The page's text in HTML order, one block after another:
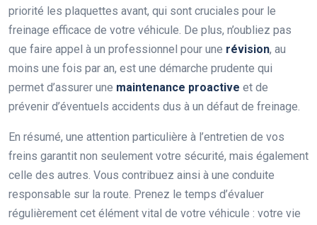
priorité les plaquettes avant, qui sont cruciales pour le
freinage efficace de votre véhicule. De plus, n’oubliez pas
que faire appel à un professionnel pour une révision, au
moins une fois par an, est une démarche prudente qui
permet d’assurer une maintenance proactive et de
prévenir d’éventuels accidents dus à un défaut de freinage.
En résumé, une attention particulière à l’entretien de vos
freins garantit non seulement votre sécurité, mais également
celle des autres. Vous contribuez ainsi à une conduite
responsable sur la route. Prenez le temps d’évaluer
régulièrement cet élément vital de votre véhicule : votre vie